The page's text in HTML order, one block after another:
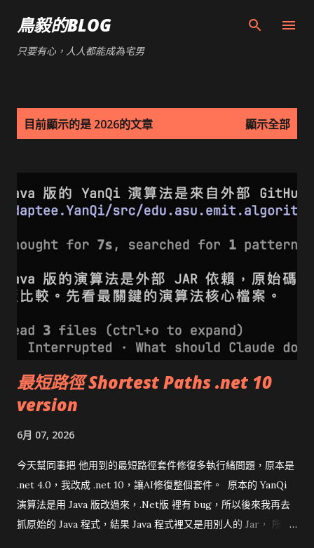
鳥毅的BLOG
只要有心，人人都能成為宅男
目前顯示的是 2026的文章 顯示全部
最短路徑 Shortest Paths .net 10
version
6月 07, 2026
今天幫同事把 他用到的最短路徑套件修復多執行緒問題，原本是
.net 4.0，我改成 .net 10，讓AI修復整個套件。 原本的 YanQi
演算法是用 Java 版改過來，.Net版 裡有 bug，所以後來我再去
抓原始的 Java 程式，結果 Java 程式裡又是用別人的 Jar， 所以